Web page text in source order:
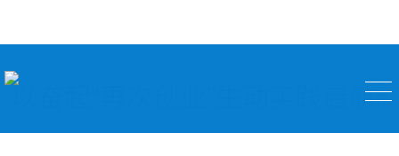
以奋起“再次创业”生动实践启航